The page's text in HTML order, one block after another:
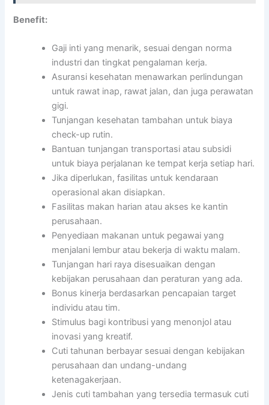
Benefit:
Gaji inti yang menarik, sesuai dengan norma
industri dan tingkat pengalaman kerja.
Asuransi kesehatan menawarkan perlindungan
untuk rawat inap, rawat jalan, dan juga perawatan
gigi.
Tunjangan kesehatan tambahan untuk biaya
check-up rutin.
Bantuan tunjangan transportasi atau subsidi
untuk biaya perjalanan ke tempat kerja setiap hari.
Jika diperlukan, fasilitas untuk kendaraan
operasional akan disiapkan.
Fasilitas makan harian atau akses ke kantin
perusahaan.
Penyediaan makanan untuk pegawai yang
menjalani lembur atau bekerja di waktu malam.
Tunjangan hari raya disesuaikan dengan
kebijakan perusahaan dan peraturan yang ada.
Bonus kinerja berdasarkan pencapaian target
individu atau tim.
Stimulus bagi kontribusi yang menonjol atau
inovasi yang kreatif.
Cuti tahunan berbayar sesuai dengan kebijakan
perusahaan dan undang-undang
ketenagakerjaan.
Jenis cuti tambahan yang tersedia termasuk cuti